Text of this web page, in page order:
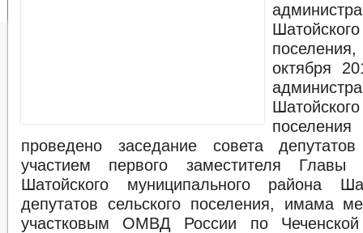
октября
проведено заседание совета
участием первого заместителя Главы
Шатойского муниципального района
депутатов сельского поселения, имама
участковым ОМВД России по